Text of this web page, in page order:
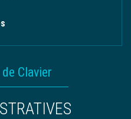
Clavier